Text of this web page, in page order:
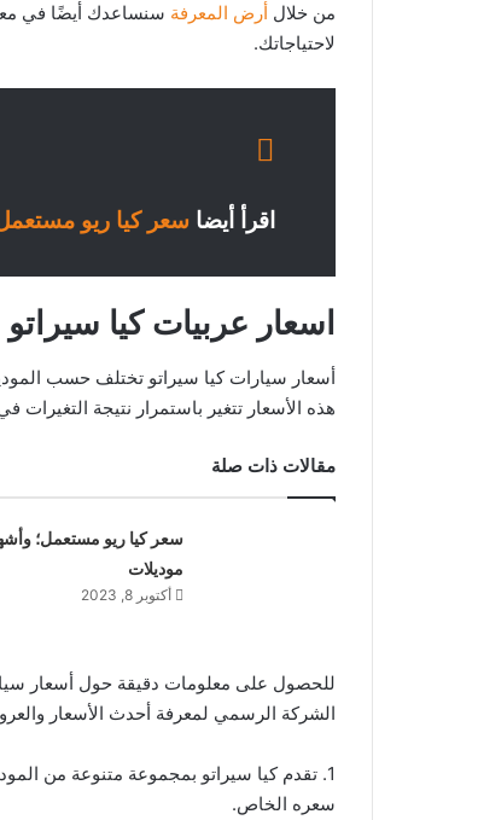
من خلال أرض المعرفة سنساعدك أيضًا في
لاحتياجاتك.
اقرأ أيضا سعر كيا ريو مستعمل؛
اسعار عربيات كيا سيراتو
أسعار سيارات كيا سيراتو تختلف حسب
هذه الأسعار تتغير باستمرار نتيجة التغيرات
مقالات ذات صلة
موديلات
أكتوبر 8, 2023
للحصول على معلومات دقيقة حول أسعار
الشركة الرسمي لمعرفة أحدث الأسعار
1. تقدم كيا سيراتو بمجموعة متنوعة من
سعره الخاص.